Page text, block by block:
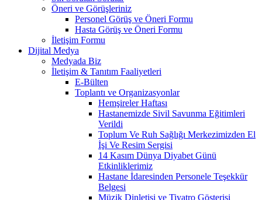
Öneri ve Görüşleriniz
Personel Görüş ve Öneri Formu
Hasta Görüş ve Öneri Formu
İletişim Formu
Dijital Medya
Medyada Biz
İletişim & Tanıtım Faaliyetleri
E-Bülten
Toplantı ve Organizasyonlar
Hemşireler Haftası
Hastanemizde Sivil Savunma Eğitimleri
Verildi
Toplum Ve Ruh Sağlığı Merkezimizden El
İşi Ve Resim Sergisi
14 Kasım Dünya Diyabet Günü
Etkinliklerimiz
Hastane İdaresinden Personele Teşekkür
Belgesi
Müzik Dinletisi ve Tiyatro Gösterisi